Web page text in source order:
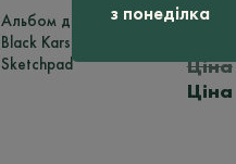
з понеділка
Альбом для малювання
Black Karst Medium
Sketchpad